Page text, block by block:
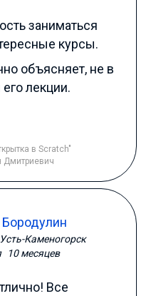
заниматься
курсы.
объясняет, не в
лекции.
в Scratch"
Дмитриевич
Каменогорск
10 месяцев
Все